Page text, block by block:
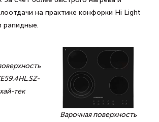
на практике конфорки Hi Light
рапидные.
тек
Варочная поверхность